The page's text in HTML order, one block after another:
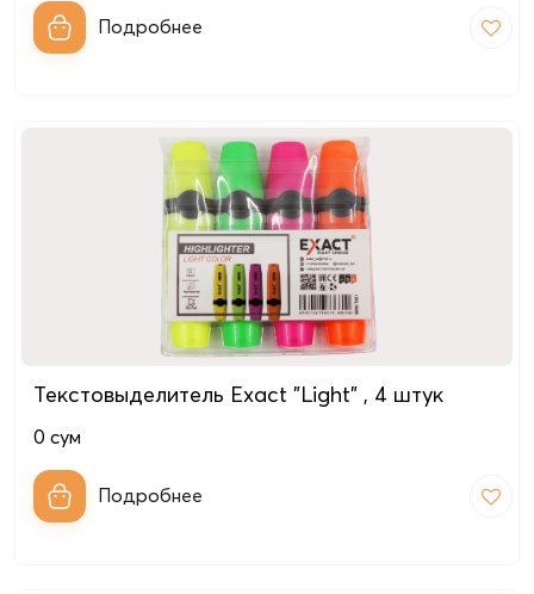
Подробнее
Текстовыделитель Exact "Light" , 4 штук
0 сум
Подробнее